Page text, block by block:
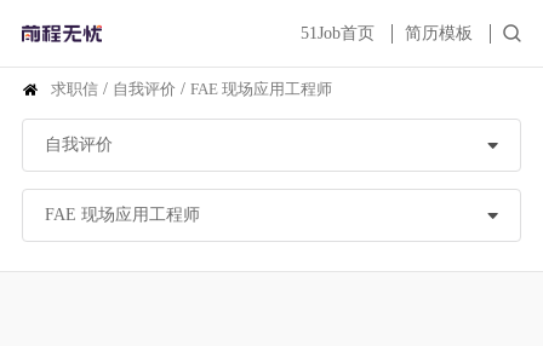
51Job首页 简历模板
求职信 / 自我评价 / FAE 现场应用工程师